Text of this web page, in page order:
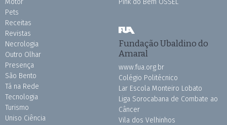
Motor
Pets
Receitas
Revistas
Necrologia
Outro Olhar
Presença
São Bento
Tá na Rede
Tecnologia
Turismo
Uniso Ciência
Pink do Bem OSSEL
Fundação Ubaldino do
Amaral
www.fua.org.br
Colégio Politécnico
Lar Escola Monteiro Lobato
Liga Sorocabana de Combate ao
Câncer
Vila dos Velhinhos